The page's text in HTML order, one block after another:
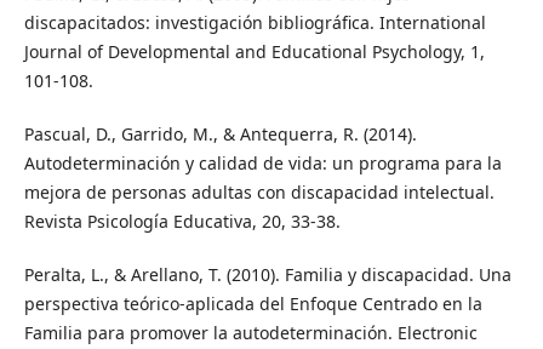
discapacitados: investigación bibliográfica. International
Journal of Developmental and Educational Psychology, 1,
101-108.
Pascual, D., Garrido, M., & Antequerra, R. (2014).
Autodeterminación y calidad de vida: un programa para la
mejora de personas adultas con discapacidad intelectual.
Revista Psicología Educativa, 20, 33-38.
Peralta, L., & Arellano, T. (2010). Familia y discapacidad. Una
perspectiva teórico-aplicada del Enfoque Centrado en la
Familia para promover la autodeterminación. Electronic